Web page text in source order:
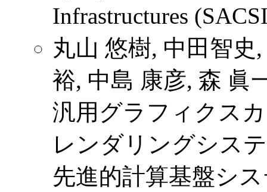
Infrastructures
丸山 悠樹, 中田智史
裕, 中島 康彦, 森 眞
汎用グラフィクス
レンダリングシス
先進的計算基盤シ